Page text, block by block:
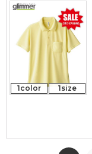
1color 1size